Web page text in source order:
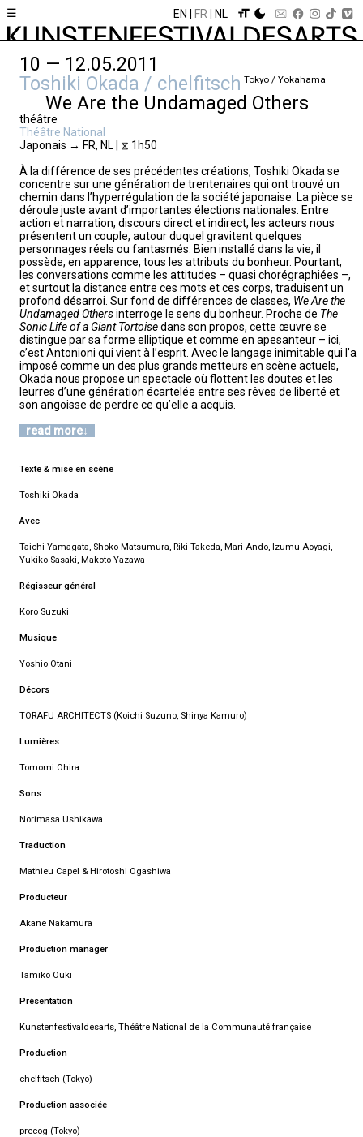
☰ EN FR NL
10 — 12.05.2011
Toshiki Okada / chelfitsch Tokyo / Yokahama
We Are the Undamaged Others
théâtre
Théâtre National
Japonais → FR, NL | ⧖ 1h50
À la différence de ses précédentes créations, Toshiki Okada se
concentre sur une génération de trentenaires qui ont trouvé un
chemin dans l’hyperrégulation de la société japonaise. La pièce se
déroule juste avant d’importantes élections nationales. Entre
action et narration, discours direct et indirect, les acteurs nous
présentent un couple, autour duquel gravitent quelques
personnages réels ou fantasmés. Bien installé dans la vie, il
possède, en apparence, tous les attributs du bonheur. Pourtant,
les conversations comme les attitudes – quasi chorégraphiées –,
et surtout la distance entre ces mots et ces corps, traduisent un
profond désarroi. Sur fond de différences de classes, We Are the
Undamaged Othersinterroge le sens du bonheur. Proche de The
Sonic Life of a Giant Tortoisedans son propos, cette œuvre se
distingue par sa forme elliptique et comme en apesanteur – ici,
c’est Antonioni qui vient à l’esprit. Avec le langage inimitable qui l’a
imposé comme un des plus grands metteurs en scène actuels,
Okada nous propose un spectacle où flottent les doutes et les
leurres d’une génération écartelée entre ses rêves de liberté et
son angoisse de perdre ce qu’elle a acquis.
read more
Texte & mise en scène
Toshiki Okada
Avec
Taichi Yamagata, Shoko Matsumura, Riki Takeda, Mari Ando, Izumu Aoyagi,
Yukiko Sasaki, Makoto Yazawa
Régisseur général
Koro Suzuki
Musique
Yoshio Otani
Décors
TORAFU ARCHITECTS (Koichi Suzuno, Shinya Kamuro)
Lumières
Tomomi Ohira
Sons
Norimasa Ushikawa
Traduction
Mathieu Capel & Hirotoshi Ogashiwa
Producteur
Akane Nakamura
Production manager
Tamiko Ouki
Présentation
Kunstenfestivaldesarts, Théâtre National de la Communauté française
Production
chelfitsch (Tokyo)
Production associée
precog (Tokyo)